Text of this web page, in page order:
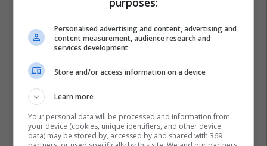
Personalised advertising and content, advertising and
content measurement, audience research and
services development
Store and/or access information on a device
Learn more
Your personal data will be processed and information from
your device (cookies, unique identifiers, and other device
data) may be stored by, accessed by and shared with 369